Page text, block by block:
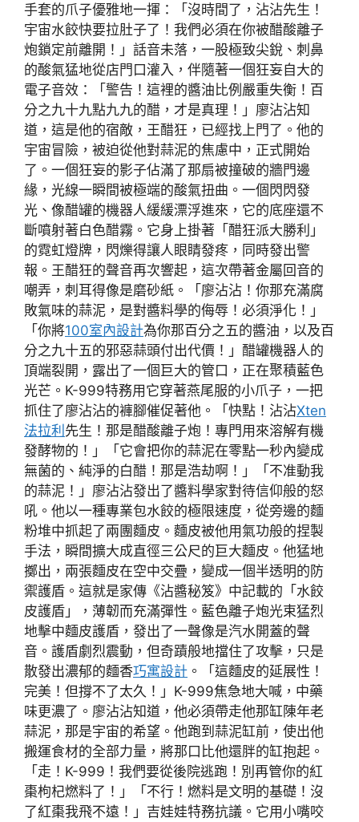
手套的爪子優雅地一揮：「沒時間了，沾沾先生！
宇宙水餃快要拉肚子了！我們必須在你被醋酸離子
炮鎖定前離開！」話音未落，一股極致尖銳、刺鼻
的酸氣猛地從店門口灌入，伴隨著一個狂妄自大的
電子音效：「警告！這裡的醬油比例嚴重失衡！百
分之九十九點九九的醋，才是真理！」廖沾沾知
道，這是他的宿敵，王醋狂，已經找上門了。他的
宇宙冒險，被迫從他對蒜泥的焦慮中，正式開始
了。一個狂妄的影子佔滿了那扇被撞破的牆門邊
緣，光線一瞬間被極端的酸氣扭曲。一個閃閃發
光、像醋罐的機器人緩緩漂浮進來，它的底座還不
斷噴射著白色醋霧。它身上掛著「醋狂派大勝利」
的霓虹燈牌，閃爍得讓人眼睛發疼，同時發出警
報。王醋狂的聲音再次響起，這次帶著金屬回音的
嘲弄，刺耳得像是磨砂紙。「廖沾沾！你那充滿腐
敗氣味的蒜泥，是對醬料學的侮辱！必須淨化！」
「你將100室內設計為你那百分之五的醬油，以及百
分之九十五的邪惡蒜頭付出代價！」醋罐機器人的
頂端裂開，露出了一個巨大的管口，正在聚積藍色
光芒。K-999特務用它穿著燕尾服的小爪子，一把
抓住了廖沾沾的褲腳催促著他。「快點！沾沾Xten
法拉利 先生！那是醋酸離子炮！專門用來溶解有機
發酵物的！」「它會把你的蒜泥在零點一秒內變成
無菌的、純淨的白醋！那是浩劫啊！」「不准動我
的蒜泥！」廖沾沾發出了醬料學家對待信仰般的怒
吼。他以一種專業包水餃的極限速度，從旁邊的麵
粉堆中抓起了兩團麵皮。麵皮被他用氣功般的捏製
手法，瞬間擴大成直徑三公尺的巨大麵皮。他猛地
擲出，兩張麵皮在空中交疊，變成一個半透明的防
禦護盾。這就是家傳《沾醬秘笈》中記載的「水餃
皮護盾」，薄韌而充滿彈性。藍色離子炮光束猛烈
地擊中麵皮護盾，發出了一聲像是汽水開蓋的聲
音。護盾劇烈震動，但奇蹟般地擋住了攻擊，只是
散發出濃郁的麵香巧寓設計 。「這麵皮的延展性！
完美！但撐不了太久！」K-999焦急地大喊，中藥
味更濃了。廖沾沾知道，他必須帶走他那缸陳年老
蒜泥，那是宇宙的希望。他跑到蒜泥缸前，使出他
搬運食材的全部力量，將那口比他還胖的缸抱起。
「走！K-999！我們要從後院逃跑！別再管你的紅
棗枸杞燃料了！」「不行！燃料是文明的基礎！沒
了紅棗我飛不遠！」吉娃娃特務抗議。它用小嘴咬